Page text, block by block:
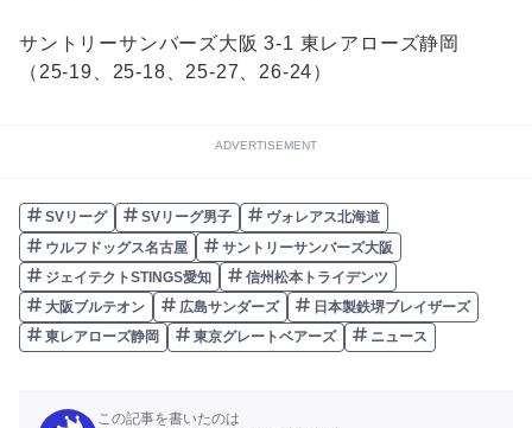
サントリーサンバーズ大阪 3-1 東レアローズ静岡
（25-19、25-18、25-27、26-24）
ADVERTISEMENT
SVリーグ SVリーグ男子
ヴォレアス北海道
ウルフドッグス名古屋
サントリーサンバーズ大阪
ジェイテクトSTINGS愛知
信州松本トライデンツ
大阪ブルテオン
広島サンダーズ
日本製鉄堺ブレイザーズ
東レアローズ静岡
東京グレートベアーズ ニュース
この記事を書いたのは